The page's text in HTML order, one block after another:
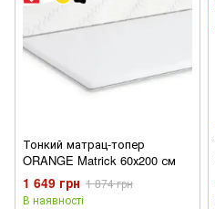
Тонкий матрац-топер
ORANGE Matrick 60х200 см
1 649 грн 1 874 грн
В наявності